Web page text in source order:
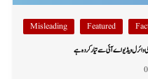
Featured
Misleading
وائرل ویڈیو اے آئی سے تیار کردہ ہے